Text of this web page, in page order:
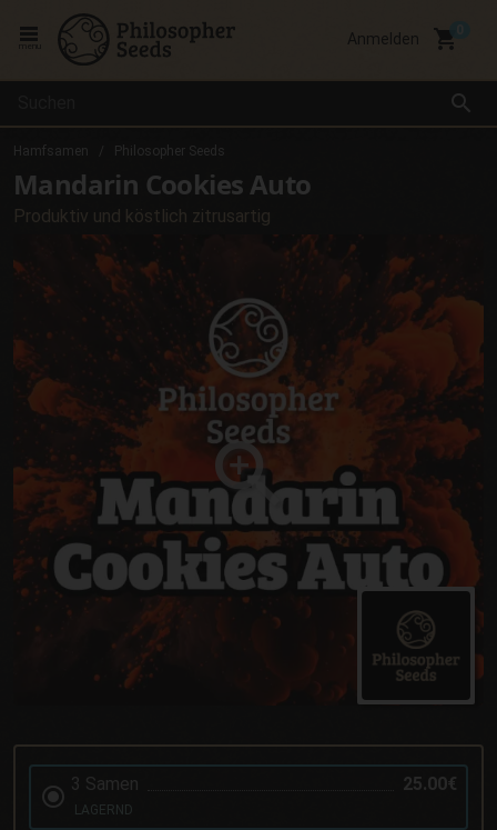
search
Anmelden local_grocery_store
Hamfsamen Philosopher Seeds
Mandarin Cookies Auto
Produktiv und köstlich zitrusartig
3 Samen 25.00€
LAGERND